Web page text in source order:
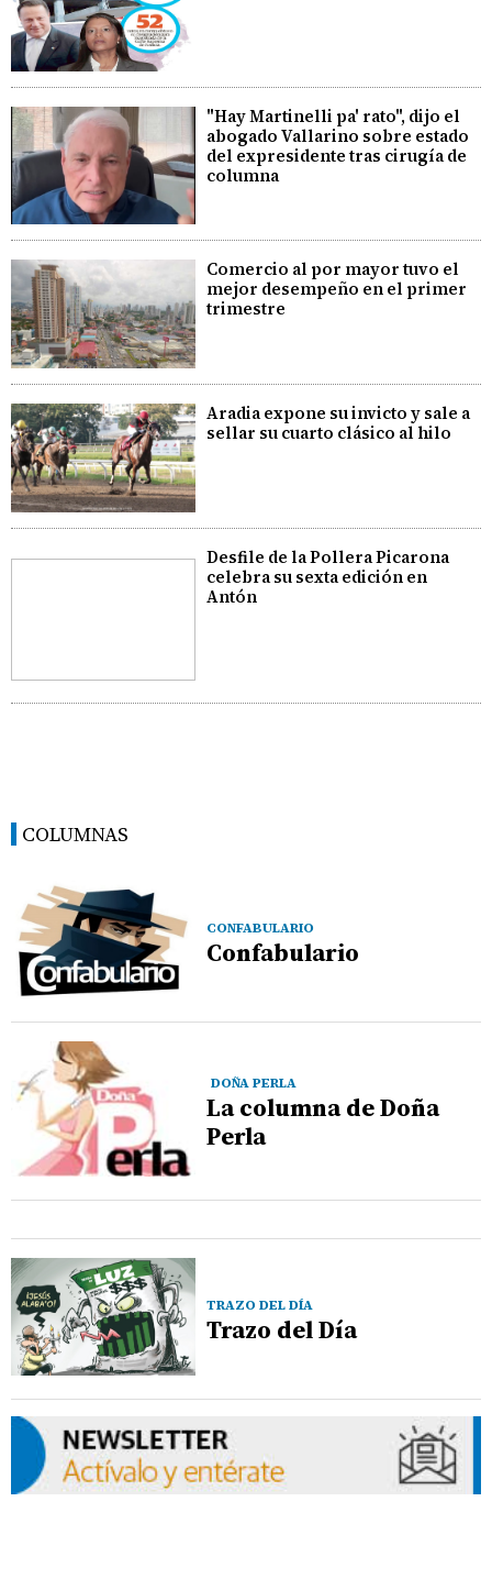
"Hay Martinelli pa' rato", dijo el
abogado Vallarino sobre estado
del expresidente tras cirugía de
columna
Comercio al por mayor tuvo el
mejor desempeño en el primer
trimestre
Aradia expone su invicto y sale a
sellar su cuarto clásico al hilo
Desfile de la Pollera Picarona
celebra su sexta edición en
Antón
COLUMNAS
CONFABULARIO
Confabulario
DOÑA PERLA
La columna de Doña
Perla
TRAZO DEL DÍA
Trazo del Día